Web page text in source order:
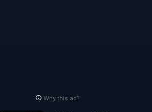
Why this ad?